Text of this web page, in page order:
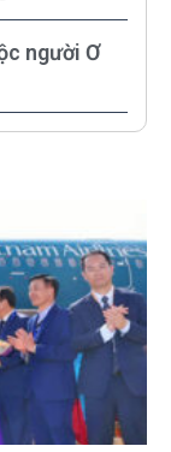
người Ơ